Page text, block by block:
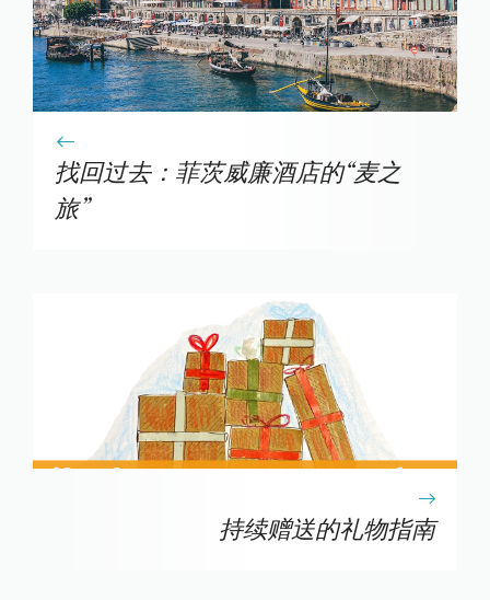
找回过去：菲茨威廉酒店的“麦之
旅”
持续赠送的礼物指南